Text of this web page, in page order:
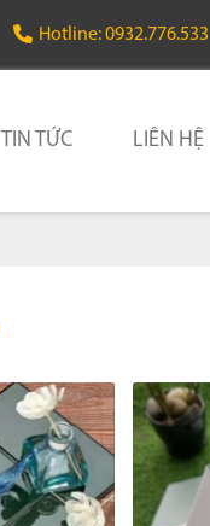
Hotline: 0932.776.533
TIN TỨC LIÊN HỆ